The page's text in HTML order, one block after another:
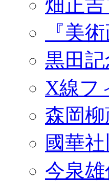
畑正
『美
黒田
X線フ
森岡
國華
今泉雄